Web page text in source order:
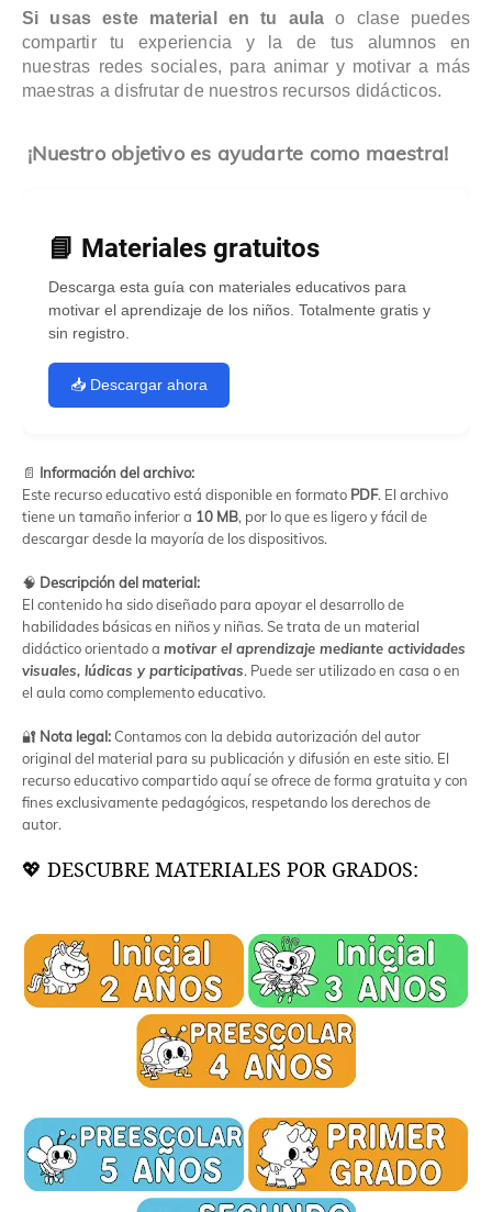
Si usas este material en tu aula o clase puedes
compartir tu experiencia y la de tus alumnos en
nuestras redes sociales, para animar y motivar a más
maestras a disfrutar de nuestros recursos didácticos.
¡Nuestro objetivo es ayudarte como maestra!
📘 Materiales gratuitos
Descarga esta guía con materiales educativos para
motivar el aprendizaje de los niños. Totalmente gratis y
sin registro.
📥 Descargar ahora
📄 Información del archivo:
Este recurso educativo está disponible en formato PDF. El archivo
tiene un tamaño inferior a 10 MB, por lo que es ligero y fácil de
descargar desde la mayoría de los dispositivos.
🧠 Descripción del material:
El contenido ha sido diseñado para apoyar el desarrollo de
habilidades básicas en niños y niñas. Se trata de un material
didáctico orientado a motivar el aprendizaje mediante actividades
visuales, lúdicas y participativas. Puede ser utilizado en casa o en
el aula como complemento educativo.
🔐 Nota legal:Contamos con la debida autorización del autor
original del material para su publicación y difusión en este sitio. El
recurso educativo compartido aquí se ofrece de forma gratuita y con
fines exclusivamente pedagógicos, respetando los derechos de
autor.
💖 DESCUBRE MATERIALES POR GRADOS: